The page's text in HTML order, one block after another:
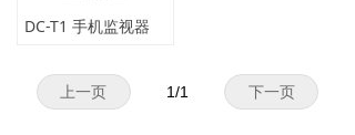
DC-T1 手机监视器
上一页 下一页
1/1